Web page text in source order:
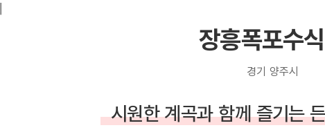
장흥폭포수
경기 양주시
시원한 계곡과 함께 즐기는